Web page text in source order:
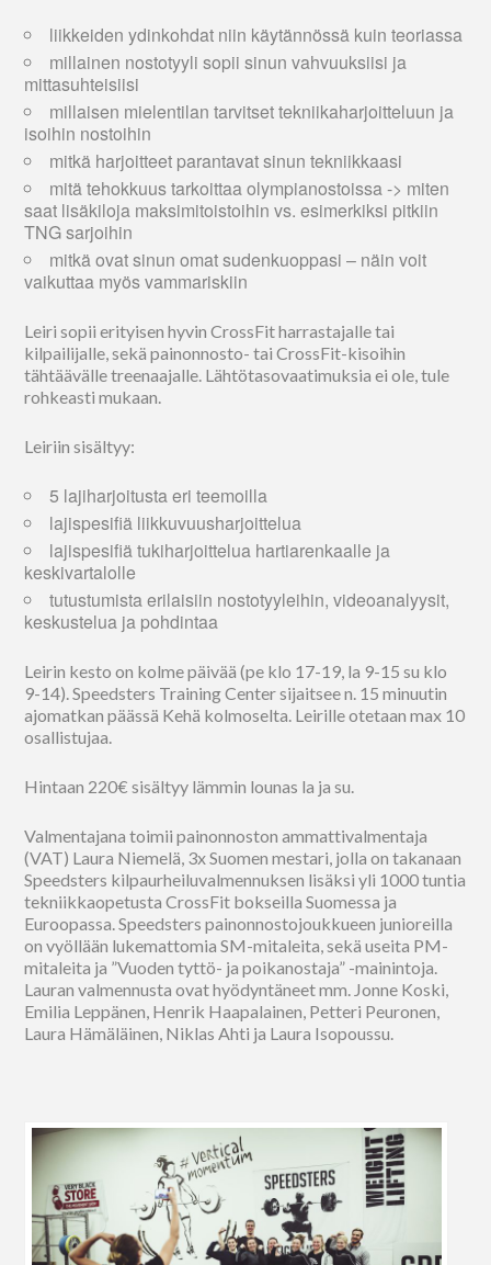
liikkeiden ydinkohdat niin käytännössä kuin teoriassa
millainen nostotyyli sopii sinun vahvuuksiisi ja
mittasuhteisiisi
millaisen mielentilan tarvitset tekniikaharjoitteluun ja
isoihin nostoihin
mitkä harjoitteet parantavat sinun tekniikkaasi
mitä tehokkuus tarkoittaa olympianostoissa -> miten
saat lisäkiloja maksimitoistoihin vs. esimerkiksi pitkiin
TNG sarjoihin
mitkä ovat sinun omat sudenkuoppasi – näin voit
vaikuttaa myös vammariskiin
Leiri sopii erityisen hyvin CrossFit harrastajalle tai
kilpailijalle, sekä painonnosto- tai CrossFit-kisoihin
tähtäävälle treenaajalle. Lähtötasovaatimuksia ei ole, tule
rohkeasti mukaan.
Leiriin sisältyy:
5 lajiharjoitusta eri teemoilla
lajispesifiä liikkuvuusharjoittelua
lajispesifiä tukiharjoittelua hartiarenkaalle ja
keskivartalolle
tutustumista erilaisiin nostotyyleihin, videoanalyysit,
keskustelua ja pohdintaa
Leirin kesto on kolme päivää (pe klo 17-19, la 9-15 su klo
9-14). Speedsters Training Center sijaitsee n. 15 minuutin
ajomatkan päässä Kehä kolmoselta. Leirille otetaan max 10
osallistujaa.
Hintaan 220€ sisältyy lämmin lounas la ja su.
Valmentajana toimii painonnoston ammattivalmentaja
(VAT) Laura Niemelä, 3x Suomen mestari, jolla on takanaan
Speedsters kilpaurheiluvalmennuksen lisäksi yli 1000 tuntia
tekniikkaopetusta CrossFit bokseilla Suomessa ja
Euroopassa. Speedsters painonnostojoukkueen junioreilla
on vyöllään lukemattomia SM-mitaleita, sekä useita PM-
mitaleita ja ”Vuoden tyttö- ja poikanostaja” -mainintoja.
Lauran valmennusta ovat hyödyntäneet mm. Jonne Koski,
Emilia Leppänen, Henrik Haapalainen, Petteri Peuronen,
Laura Hämäläinen, Niklas Ahti ja Laura Isopoussu.